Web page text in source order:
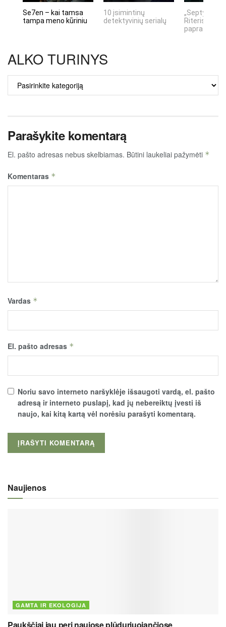
Se7en – kai tamsa
tampa meno kūriniu
10 įsimintinų
detektyvinių serialų
„Septynių
Riteris" – kai
ALKO TURINYS
TURINYS
Parašykite komentarą
El. pašto adresas nebus skelbiamas. Būtini laukeliai pažymėti *
Komentaras *
Vardas *
El. pašto adresas *
Noriu savo interneto naršyklėje išsaugoti vardą, el. pašto
adresą ir interneto puslapį, kad jų nebereiktų įvesti iš
naujo, kai kitą kartą vėl norėsiu parašyti komentarą.
Naujienos
GAMTA IR EKOLOGIJA
Paukščiai jau peri naujose plūduriuojančiose